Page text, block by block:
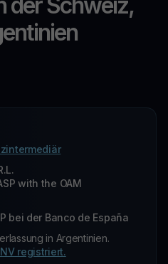
with the OAM
bei der Banco de España
in Argentinien.
registriert.